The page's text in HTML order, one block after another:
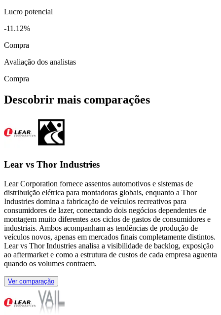
Lucro potencial
-11.12%
Compra
Avaliação dos analistas
Compra
Descobrir mais comparações
Lear vs Thor Industries
Lear Corporation fornece assentos automotivos e sistemas de
distribuição elétrica para montadoras globais, enquanto a Thor
Industries domina a fabricação de veículos recreativos para
consumidores de lazer, conectando dois negócios dependentes de
montagem muito diferentes aos ciclos de gastos de consumidores e
industriais. Ambos acompanham as tendências de produção de
veículos novos, apenas em mercados finais completamente distintos.
Lear vs Thor Industries analisa a visibilidade de backlog, exposição
ao aftermarket e como a estrutura de custos de cada empresa aguenta
quando os volumes contraem.
Ver comparação